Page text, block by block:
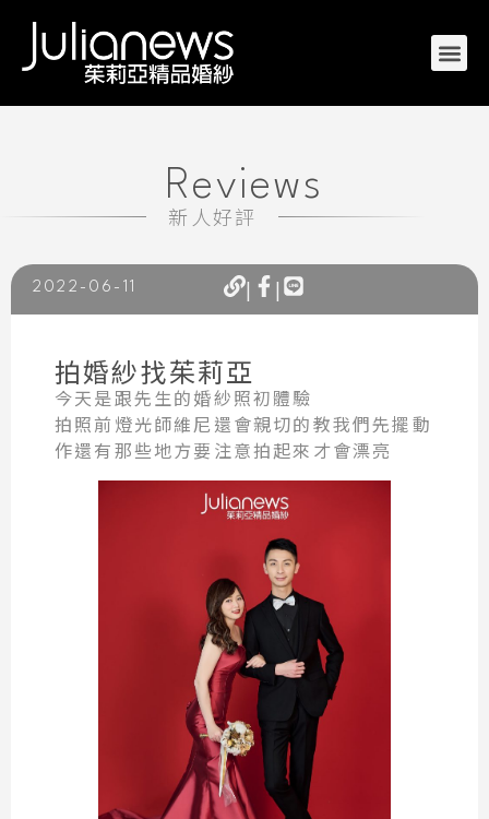
Reviews
新人好評
2022-06-11 | |
拍婚紗找茱莉亞
今天是跟先生的婚紗照初體驗
拍照前燈光師維尼還會親切的教我們先擺動
作還有那些地方要注意拍起來才會漂亮